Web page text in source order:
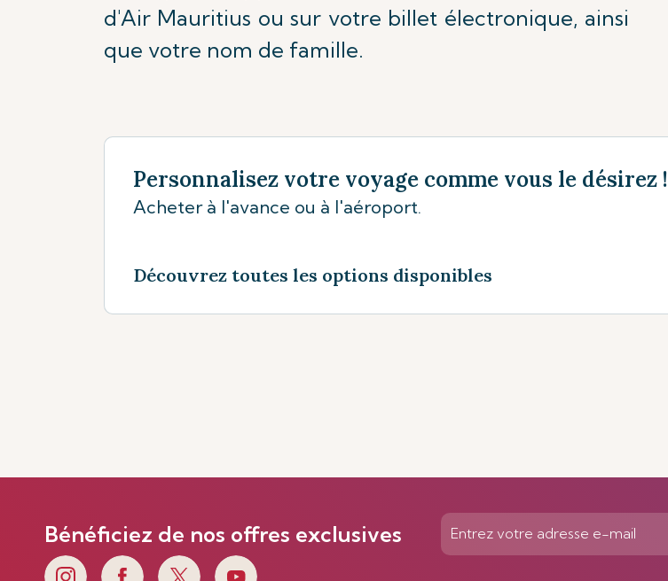
d'Air Mauritius ou sur votre billet électronique, ainsi
que votre nom de famille.
Personnalisez votre voyage comme vous le désirez !
Acheter à l'avance ou à l'aéroport.
Découvrez toutes les options disponibles
Bénéficiez de nos offres exclusives